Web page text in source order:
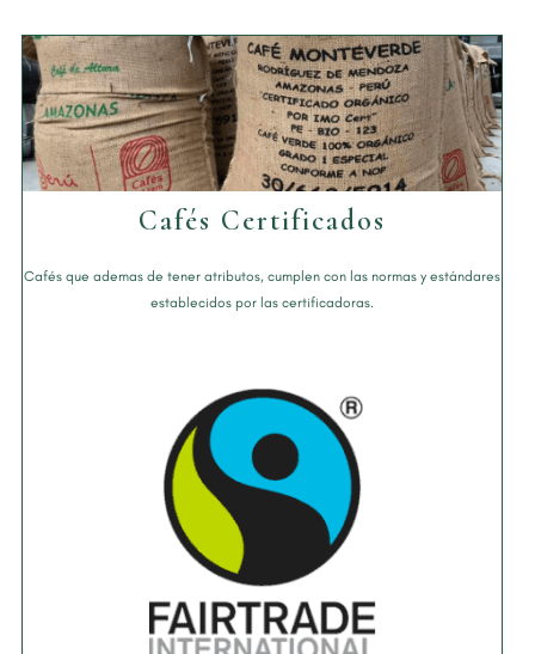
Cafés Certificados
Cafés que ademas de tener atributos, cumplen con las normas y estándares
establecidos por las certificadoras.